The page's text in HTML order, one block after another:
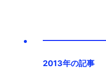
2013年の記事